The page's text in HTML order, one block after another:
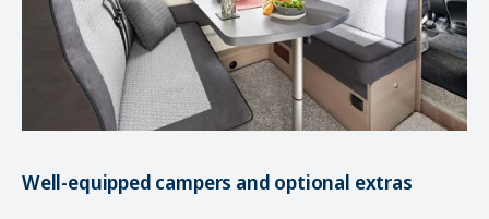
Well-equipped campers and optional extras